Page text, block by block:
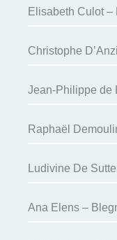
Elisabeth Culot –
Christophe
Jean-Philippe de
Raphaël
Ludivine De
Ana Elens –